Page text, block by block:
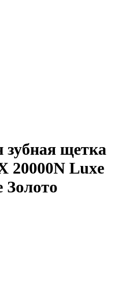
зубная щетка
20000N Luxe
Золото